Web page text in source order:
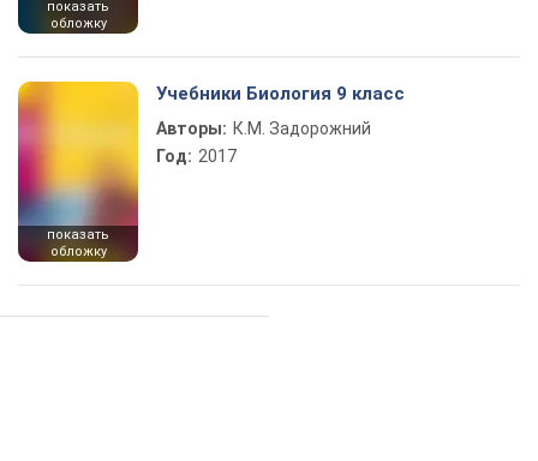
показать
обложку
показать
обложку
Учебники Биология 9 класс
Авторы: К.М. Задорожний
Год: 2017